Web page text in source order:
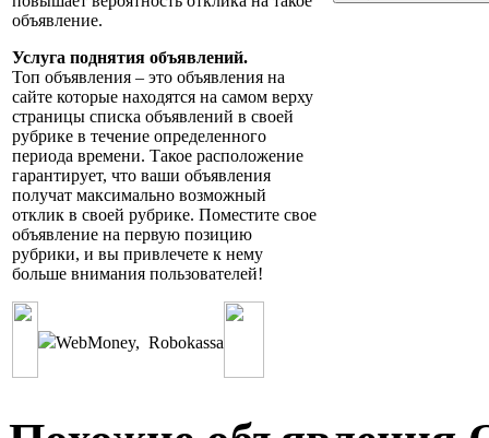
объявление.
Услуга поднятия объявлений.
Топ объявления – это объявления на
сайте которые находятся на самом верху
страницы списка объявлений в своей
рубрике в течение определенного
периода времени. Такое расположение
гарантирует, что ваши объявления
получат максимально возможный
отклик в своей рубрике. Поместите свое
объявление на первую позицию
рубрики, и вы привлечете к нему
больше внимания пользователей!
WebMoney, Robokassa